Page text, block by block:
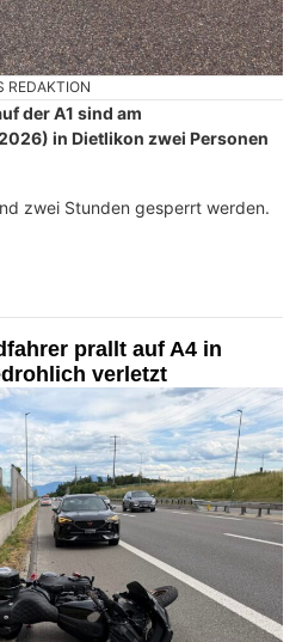
REDAKTION
der A1 sind am
in Dietlikon zwei Personen
zwei Stunden gesperrt werden.
prallt auf A4 in
verletzt